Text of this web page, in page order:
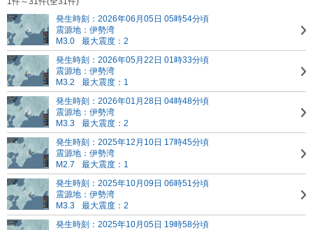
発生時刻：2026年06月05日 05時54分頃
震源地：伊勢湾
M3.0
最大震度：2
発生時刻：2026年05月22日 01時33分頃
震源地：伊勢湾
M3.2
最大震度：1
発生時刻：2026年01月28日 04時48分頃
震源地：伊勢湾
M3.3
最大震度：2
発生時刻：2025年12月10日 17時45分頃
震源地：伊勢湾
M2.7
最大震度：1
発生時刻：2025年10月09日 06時51分頃
震源地：伊勢湾
M3.3
最大震度：2
発生時刻：2025年10月05日 19時58分頃